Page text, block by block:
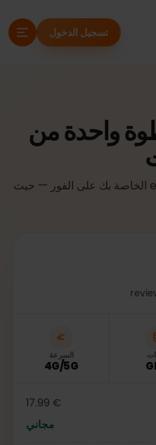
تسجيل الدخول
واحدة من
سجّل الدخول لتفعيل بطاقة eSIM الخاصة بك على الفور — حيث
السرعة
4G/5G
€ 17.99
مجاني